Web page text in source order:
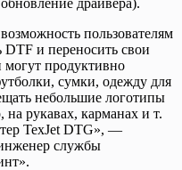
пользователям
DTF и переносить свои
продуктивно
сумки, одежду для
небольшие логотипы
рукавах, карманах и т.
TexJet DTG», —
службы